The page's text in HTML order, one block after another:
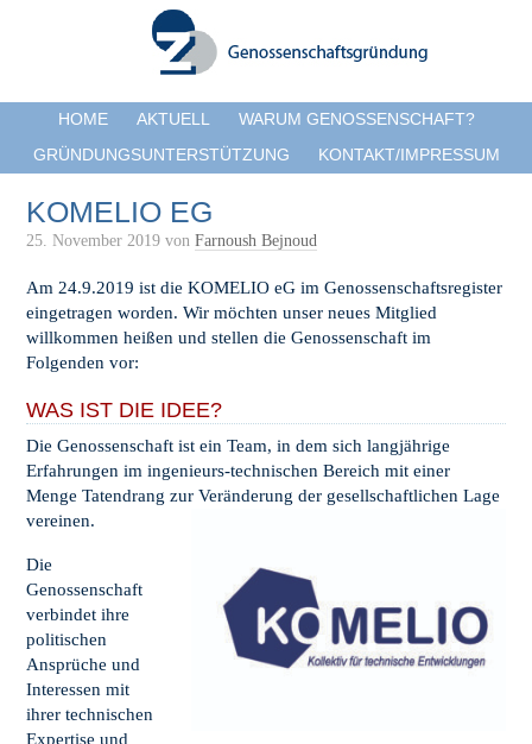
HOME AKTUELL
WARUM GENOSSENSCHAFT?
GRÜNDUNGSUNTERSTÜTZUNG
KONTAKT/IMPRESSUM
KOMELIO EG
25. November 2019 vonFarnoush Bejnoud
Am 24.9.2019 ist die KOMELIO eG im Genossenschaftsregister
eingetragen worden. Wir möchten unser neues Mitglied
willkommen heißen und stellen die Genossenschaft im
Folgenden vor:
WAS IST DIE IDEE?
Die Genossenschaft ist ein Team, in dem sich langjährige
Erfahrungen im ingenieurs-technischen Bereich mit einer
Menge Tatendrang zur Veränderung der gesellschaftlichen Lage
vereinen.
Die
Genossenschaft
verbindet ihre
politischen
Ansprüche und
Interessen mit
ihrer technischen
Expertise und